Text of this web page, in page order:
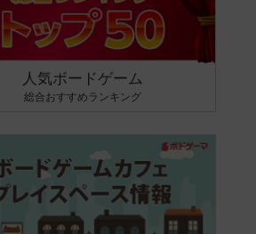
人気ボードゲーム
総合おすすめランキング